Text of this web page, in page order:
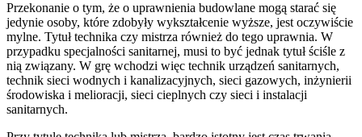
Przekonanie o tym, że o uprawnienia budowlane mogą starać się
jedynie osoby, które zdobyły wykształcenie wyższe, jest oczywiście
mylne. Tytuł technika czy mistrza również do tego uprawnia. W
przypadku specjalności sanitarnej, musi to być jednak tytuł ściśle z
nią związany. W grę wchodzi więc technik urządzeń sanitarnych,
technik sieci wodnych i kanalizacyjnych, sieci gazowych, inżynierii
środowiska i melioracji, sieci cieplnych czy sieci i instalacji
sanitarnych.